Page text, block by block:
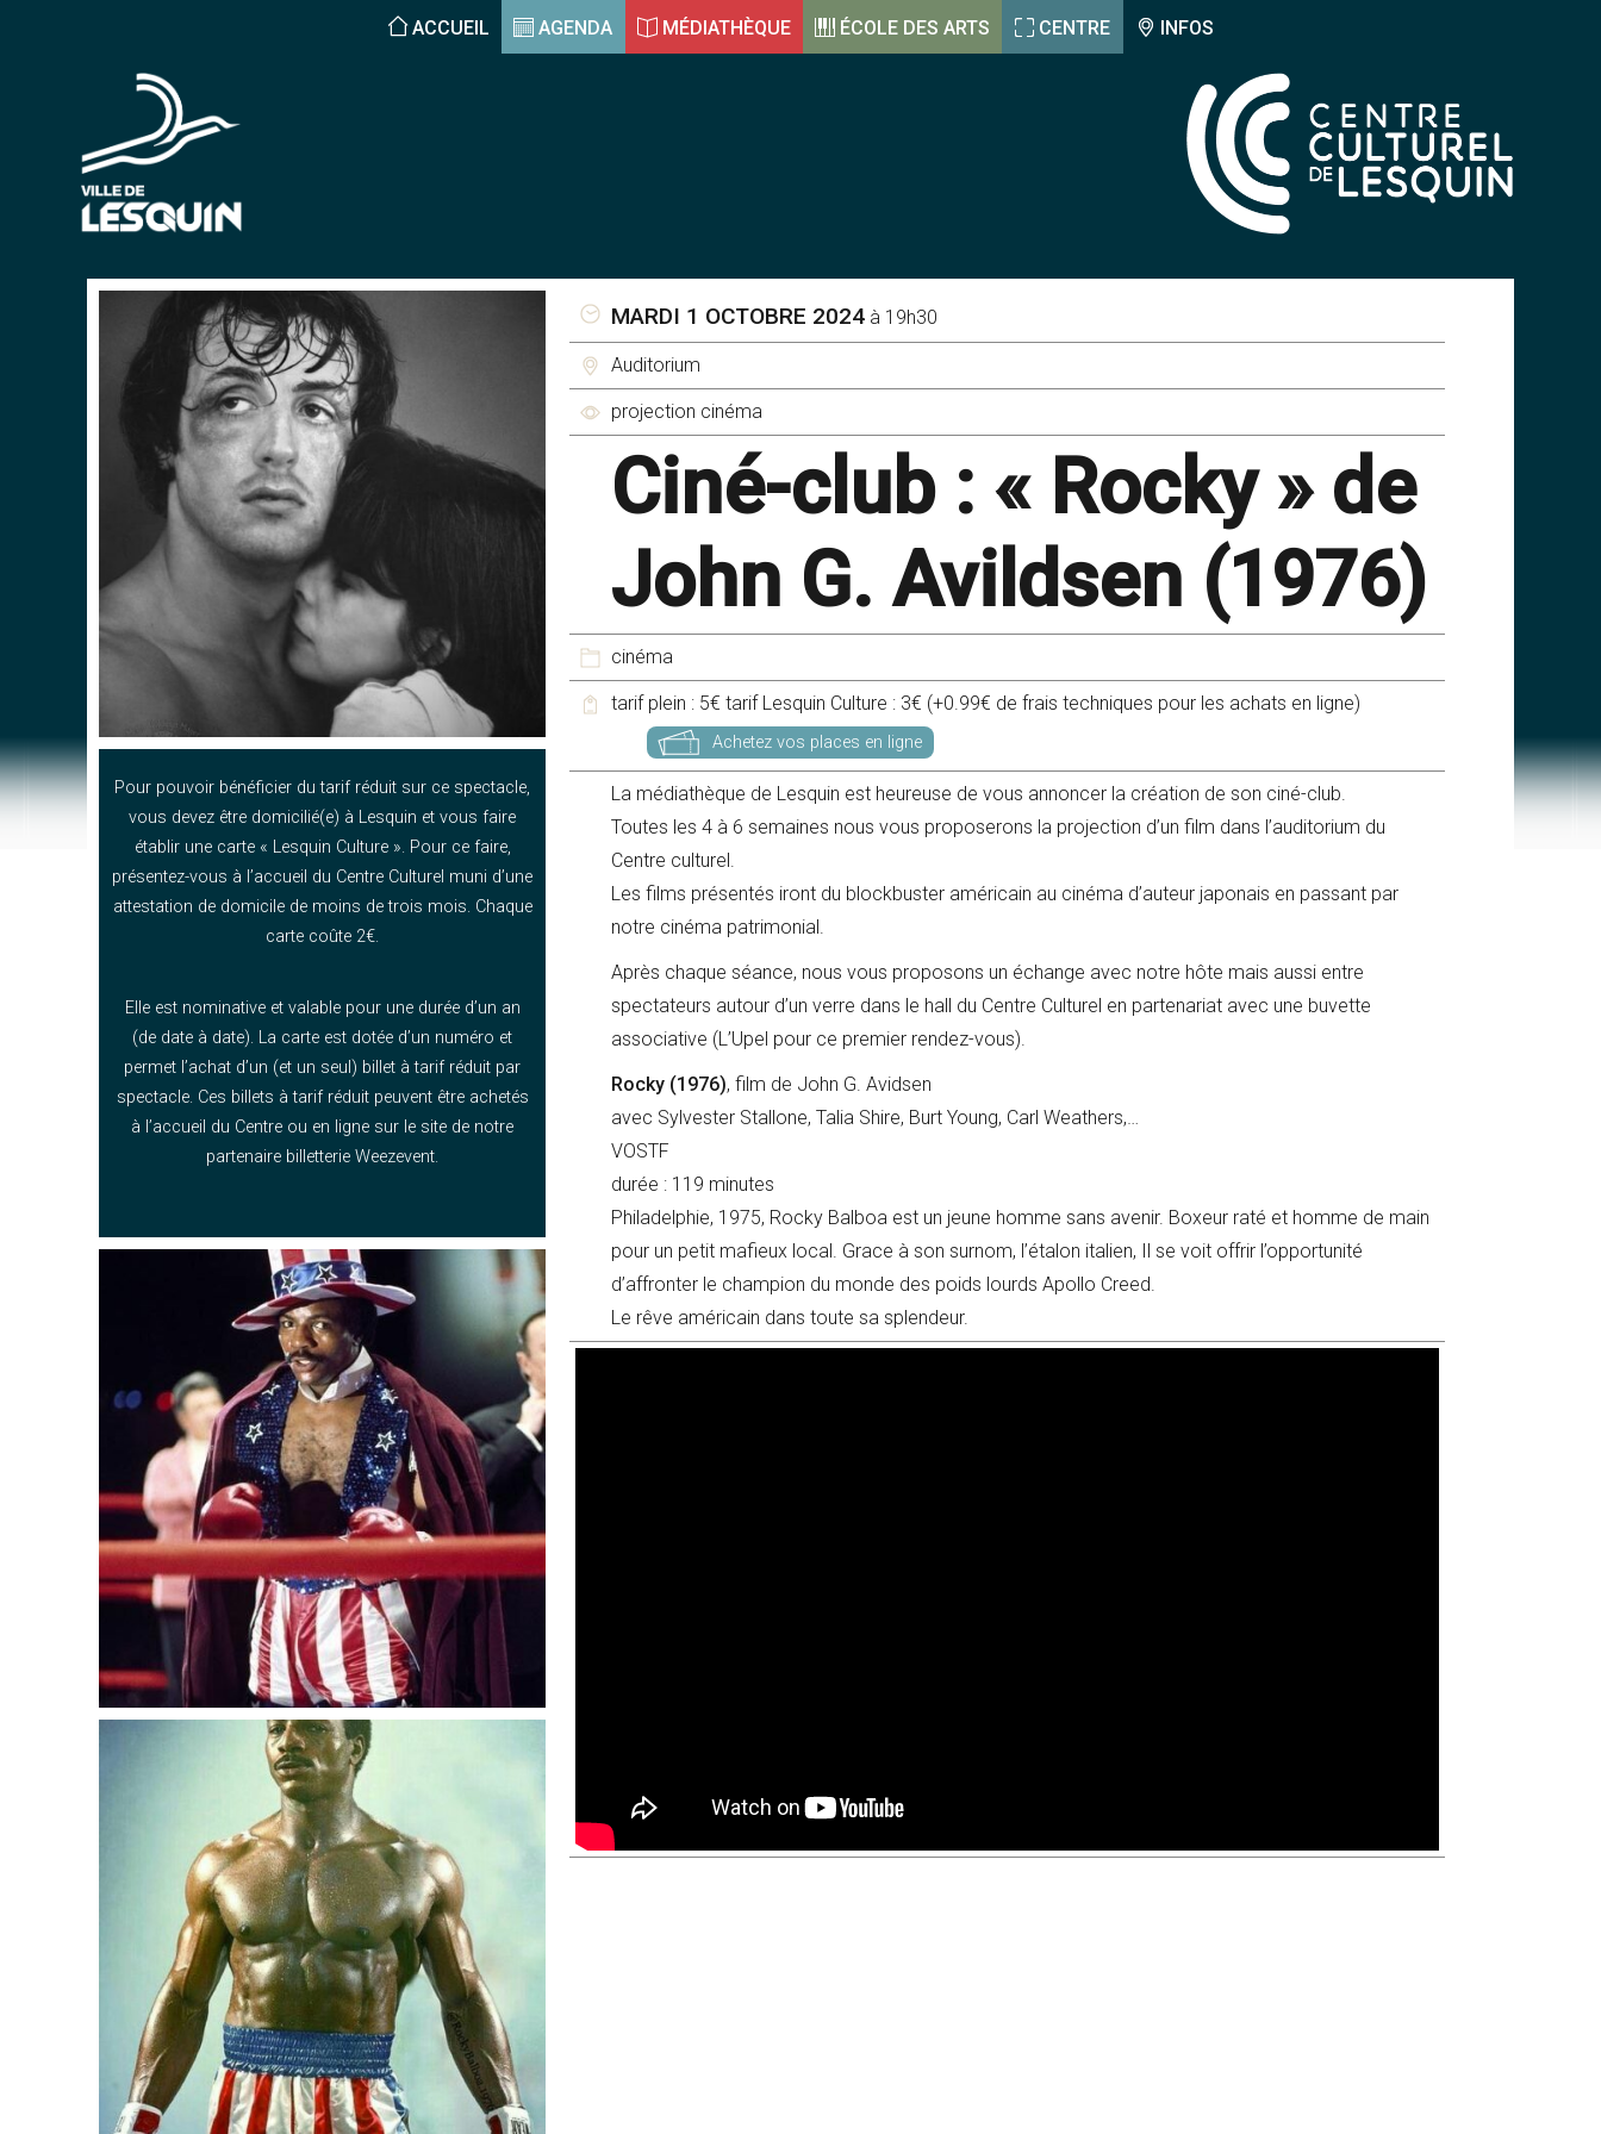
ACCUEIL AGENDA MÉDIATHÈQUE ÉCOLE DES ARTS CENTRE INFOS
Pour pouvoir bénéficier du tarif réduit sur ce spectacle,
vous devez être domicilié(e) à Lesquin et vous faire
établir une carte « Lesquin Culture ». Pour ce faire,
présentez-vous à l’accueil du Centre Culturel muni d’une
attestation de domicile de moins de trois mois. Chaque
carte coûte 2€.
Elle est nominative et valable pour une durée d’un an
(de date à date). La carte est dotée d’un numéro et
permet l’achat d’un (et un seul) billet à tarif réduit par
spectacle. Ces billets à tarif réduit peuvent être achetés
à l’accueil du Centre ou en ligne sur le site de notre
partenaire billetterie Weezevent.
MARDI 1 OCTOBRE 2024 à 19h30
Auditorium
projection cinéma
Ciné-club : « Rocky » de
John G. Avildsen (1976)
cinéma
tarif plein : 5€ tarif Lesquin Culture : 3€ (+0.99€ de frais techniques pour les achats en ligne)
Achetez vos places en ligne
La médiathèque de Lesquin est heureuse de vous annoncer la création de son ciné-club.
Toutes les 4 à 6 semaines nous vous proposerons la projection d’un film dans l’auditorium du
Centre culturel.
Les films présentés iront du blockbuster américain au cinéma d’auteur japonais en passant par
notre cinéma patrimonial.
Après chaque séance, nous vous proposons un échange avec notre hôte mais aussi entre
spectateurs autour d’un verre dans le hall du Centre Culturel en partenariat avec une buvette
associative (L’Upel pour ce premier rendez-vous).
Rocky (1976), film de John G. Avidsen
avec Sylvester Stallone, Talia Shire, Burt Young, Carl Weathers,…
VOSTF
durée : 119 minutes
Philadelphie, 1975, Rocky Balboa est un jeune homme sans avenir. Boxeur raté et homme de main
pour un petit mafieux local. Grace à son surnom, l’étalon italien, Il se voit offrir l’opportunité
d’affronter le champion du monde des poids lourds Apollo Creed.
Le rêve américain dans toute sa splendeur.